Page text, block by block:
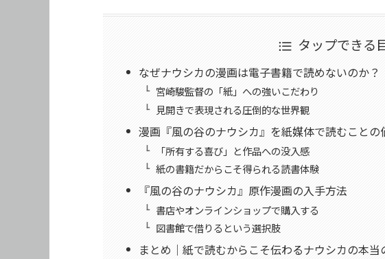
タップできる
なぜナウシカの漫画は電子書籍で読めないのか？
宮崎駿監督の「紙」への強いこだわり
見開きで表現される圧倒的な世界観
漫画『風の谷のナウシカ』を紙媒体で読むことの
「所有する喜び」と作品への没入感
紙の書籍だからこそ得られる読書体験
『風の谷のナウシカ』原作漫画の入手方法
書店やオンラインショップで購入する
図書館で借りるという選択肢
まとめ｜紙で読むからこそ伝わるナウシカの本当